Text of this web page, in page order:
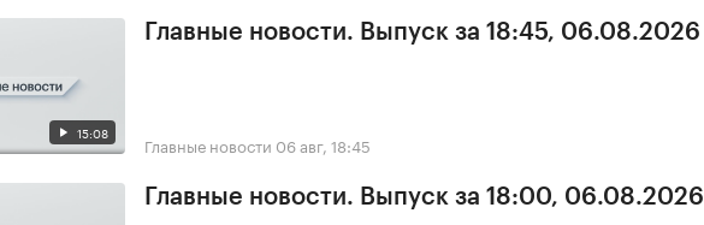
15:08
Главные новости. Выпуск за 18:45, 06.08.2026
Главные новости 06 авг, 18:45
Главные новости. Выпуск за 18:00, 06.08.2026